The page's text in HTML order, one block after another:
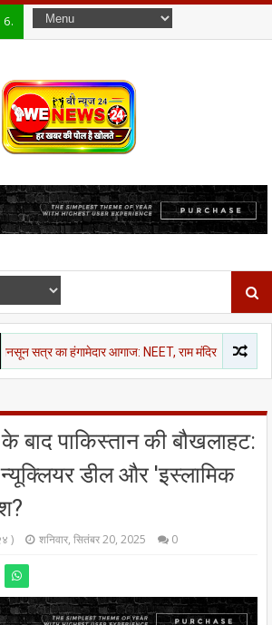
6.
हंगामेदार आगाज: NEET, राम मंदिर चंदा और CJP मार्च पर
बाद पाकिस्तान की बौखलाहट:
डील और 'इस्लामिक
) शनिवार, सितंबर 20, 2025 0